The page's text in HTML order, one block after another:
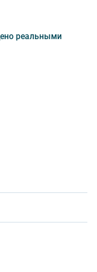
реальными